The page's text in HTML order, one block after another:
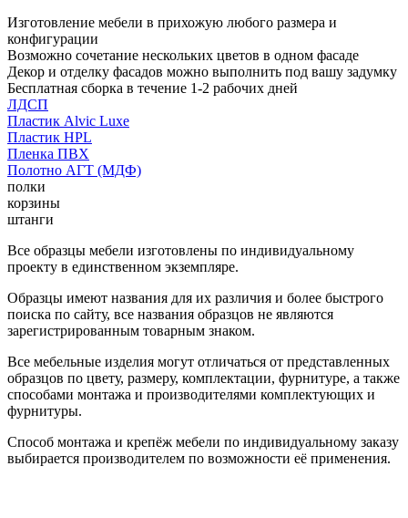
Изготовление мебели в прихожую любого размера и
конфигурации
Возможно сочетание нескольких цветов в одном фасаде
Декор и отделку фасадов можно выполнить под вашу задумку
Бесплатная сборка в течение 1-2 рабочих дней
ЛДСП
Пластик Alvic Luxe
Пластик HPL
Пленка ПВХ
Полотно АГТ (МДФ)
полки
корзины
штанги
Все образцы мебели изготовлены по индивидуальному
проекту в единственном экземпляре.
Образцы имеют названия для их различия и более быстрого
поиска по сайту, все названия образцов не являются
зарегистрированным товарным знаком.
Все мебельные изделия могут отличаться от представленных
образцов по цвету, размеру, комплектации, фурнитуре, а также
способами монтажа и производителями комплектующих и
фурнитуры.
Способ монтажа и крепёж мебели по индивидуальному заказу
выбирается производителем по возможности её применения.